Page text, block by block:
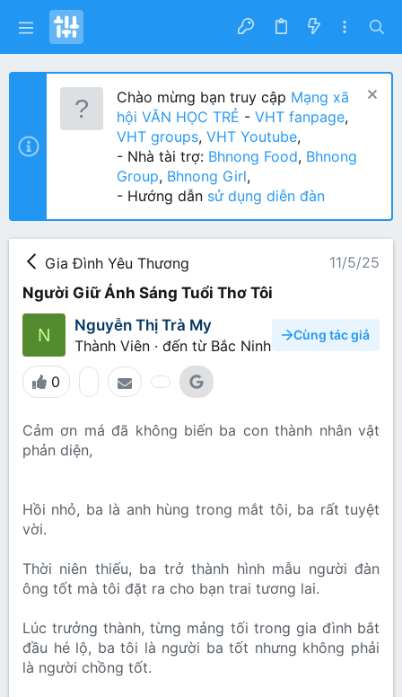
Chào mừng bạn truy cập Mạng xã
hội VĂN HỌC TRẺ - VHT fanpage,
VHT groups, VHT Youtube,
- Nhà tài trợ: Bhnong Food, Bhnong
Group, Bhnong Girl,
- Hướng dẫn sử dụng diễn đàn
Gia Đình Yêu Thương
11/5/25
Người Giữ Ánh Sáng Tuổi Thơ Tôi
N
Nguyễn Thị Trà My
Thành Viên · đến từ Bắc Ninh
Cùng tác giả
0
Cảm ơn má đã không biến ba con thành nhân vật
phản diện,
Hồi nhỏ, ba là anh hùng trong mắt tôi, ba rất tuyệt
vời.
Thời niên thiếu, ba trở thành hình mẫu người đàn
ông tốt mà tôi đặt ra cho bạn trai tương lai.
Lúc trưởng thành, từng mảng tối trong gia đình bắt
đầu hé lộ, ba tôi là người ba tốt nhưng không phải
là người chồng tốt.